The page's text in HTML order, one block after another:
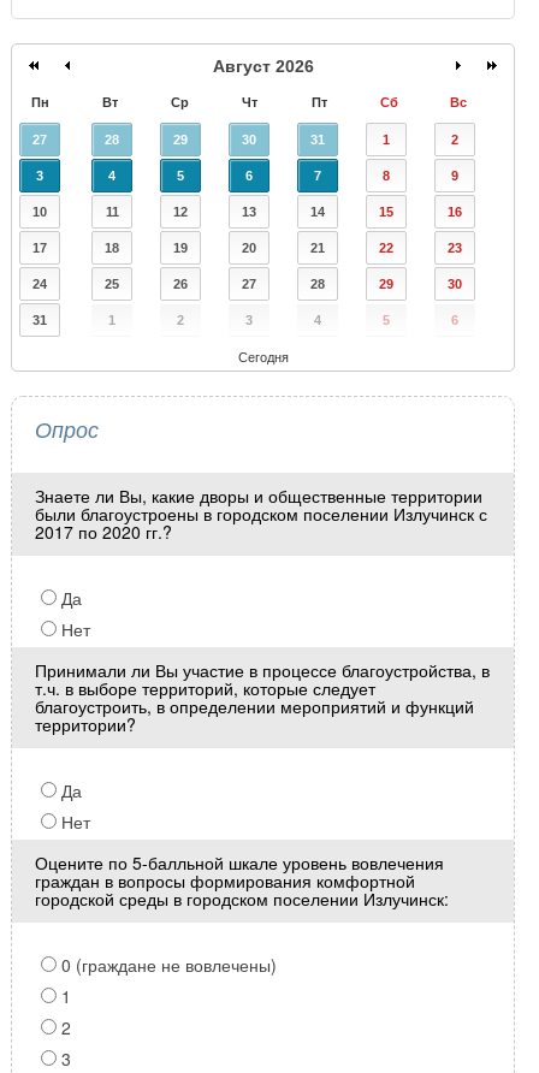
Август 2026
Пн Вт Ср Чт Пт Сб Вс
27 28 29 30 31 1 2
3 4 5 6 7 8 9
10 11 12 13 14 15 16
17 18 19 20 21 22 23
24 25 26 27 28 29 30
31 1 2 3 4 5 6
Сегодня
Опрос
Знаете ли Вы, какие дворы и общественные территории
были благоустроены в городском поселении Излучинск с
2017 по 2020 гг.?
Да
Нет
Принимали ли Вы участие в процессе благоустройства, в
т.ч. в выборе территорий, которые следует
благоустроить, в определении мероприятий и функций
территории?
Да
Нет
Оцените по 5-балльной шкале уровень вовлечения
граждан в вопросы формирования комфортной
городской среды в городском поселении Излучинск:
0 (граждане не вовлечены)
1
2
3